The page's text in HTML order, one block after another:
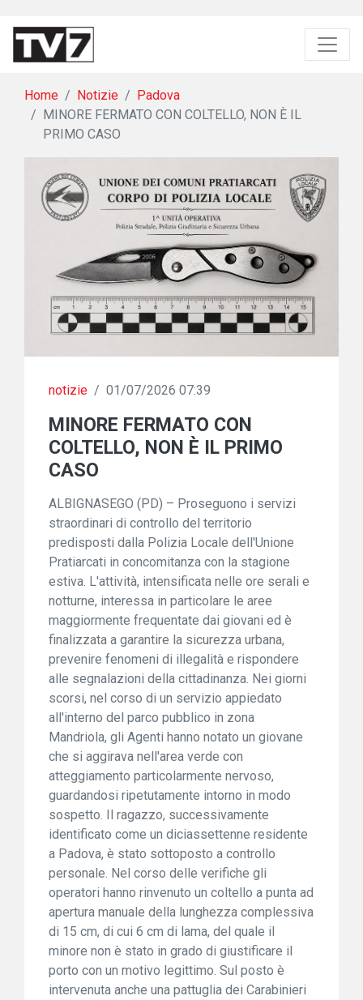
Home Notizie
Padova
MINORE FERMATO CON COLTELLO, NON È IL
PRIMO CASO
notizie / 01/07/2026 07:39
MINORE FERMATO CON
COLTELLO, NON È IL PRIMO
CASO
ALBIGNASEGO (PD) – Proseguono i servizi
straordinari di controllo del territorio
predisposti dalla Polizia Locale dell'Unione
Pratiarcati in concomitanza con la stagione
estiva. L'attività, intensificata nelle ore serali e
notturne, interessa in particolare le aree
maggiormente frequentate dai giovani ed è
finalizzata a garantire la sicurezza urbana,
prevenire fenomeni di illegalità e rispondere
alle segnalazioni della cittadinanza. Nei giorni
scorsi, nel corso di un servizio appiedato
all'interno del parco pubblico in zona
Mandriola, gli Agenti hanno notato un giovane
che si aggirava nell'area verde con
atteggiamento particolarmente nervoso,
guardandosi ripetutamente intorno in modo
sospetto. Il ragazzo, successivamente
identificato come un diciassettenne residente
a Padova, è stato sottoposto a controllo
personale. Nel corso delle verifiche gli
operatori hanno rinvenuto un coltello a punta ad
apertura manuale della lunghezza complessiva
di 15 cm, di cui 6 cm di lama, del quale il
minore non è stato in grado di giustificare il
porto con un motivo legittimo. Sul posto è
intervenuta anche una pattuglia dei Carabinieri